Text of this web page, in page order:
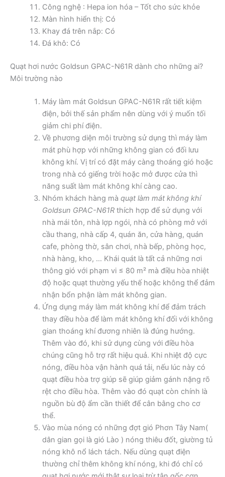
Công nghệ : Hepa ion hóa – Tốt cho sức khỏe
Màn hình hiển thị: Có
Khay đá trên nắp: Có
Đá khô: Có
Quạt hơi nước Goldsun GPAC-N61R dành cho những ai?
Môi trường nào
Máy làm mát Goldsun GPAC-N61R rất tiết kiệm
điện, bởi thế sản phẩm nên dùng với ý muốn tối
giảm chi phí điện.
Về phương diện môi trường sử dụng thì máy làm
mát phù hợp với những không gian có đối lưu
không khí. Vị trí có đặt máy càng thoáng gió hoặc
trong nhà có giếng trời hoặc mở được cửa thì
năng suất làm mát không khí càng cao.
Nhóm khách hàng mà quạt làm mát không khí
Goldsun GPAC-N61Rthích hợp để sử dụng với
nhà mái tôn, nhà lợp ngói, nhà có phòng mở với
cầu thang, nhà cấp 4, quán ăn, cửa hàng, quán
cafe, phòng thờ, sân chơi, nhà bếp, phòng học,
nhà hàng, kho, … Khái quát là tất cả những nơi
thông gió với phạm vi ≤ 80 m² mà điều hòa nhiệt
độ hoặc quạt thường yếu thế hoặc không thể đảm
nhận bổn phận làm mát không gian.
Ứng dụng máy làm mát không khí để đảm trách
thay điều hòa để làm mát không khí đối với không
gian thoáng khí đương nhiên là đúng hướng.
Thêm vào đó, khi sử dụng cùng với điều hòa
chúng cũng hỗ trợ rất hiệu quả. Khi nhiệt độ cực
nóng, điều hòa vận hành quá tải, nếu lúc này có
quạt điều hòa trợ giúp sẽ giúp giảm gánh nặng rõ
rệt cho điều hòa. Thêm vào đó quạt còn chính là
nguồn bù độ ẩm cần thiết để cân bằng cho cơ
thể.
Vào mùa nóng có những đợt gió Phơn Tây Nam(
dân gian gọi là gió Lào ) nóng thiêu đốt, giường tủ
nóng khô nổ lách tách. Nếu dùng quạt điện
thường chỉ thêm không khí nóng, khi đó chỉ có